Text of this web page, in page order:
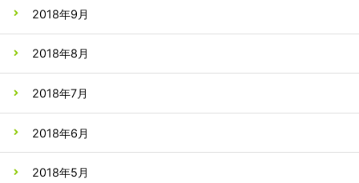
2018年9月
2018年8月
2018年7月
2018年6月
2018年5月